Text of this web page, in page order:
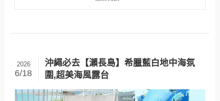
沖繩必去【瀨長島】希臘藍白地中海氛
圍,超美海風露台
2026
6/18